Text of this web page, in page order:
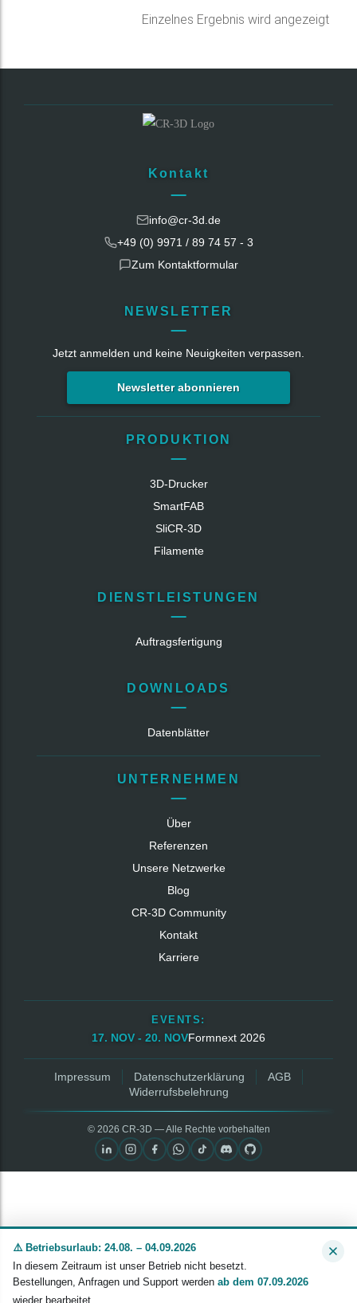
Einzelnes Ergebnis wird angezeigt
Kontakt
info@cr-3d.de
+49 (0) 9971 / 89 74 57 - 3
Zum Kontaktformular
NEWSLETTER
Jetzt anmelden und keine Neuigkeiten verpassen.
Newsletter abonnieren
PRODUKTION
3D-Drucker
SmartFAB
SliCR‑3D
Filamente
DIENSTLEISTUNGEN
Auftragsfertigung
DOWNLOADS
Datenblätter
UNTERNEHMEN
Über
Referenzen
Unsere Netzwerke
Blog
CR‑3D Community
Kontakt
Karriere
EVENTS:
17. NOV - 20. NOVFormnext 2026
Impressum Datenschutzerklärung
AGB
Widerrufsbelehrung
© 2026 CR‑3D — Alle Rechte vorbehalten
⚠️ Betriebsurlaub: 24.08. – 04.09.2026
In diesem Zeitraum ist unser Betrieb nicht besetzt.
Bestellungen, Anfragen und Support werden ab dem 07.09.2026
wieder bearbeitet.